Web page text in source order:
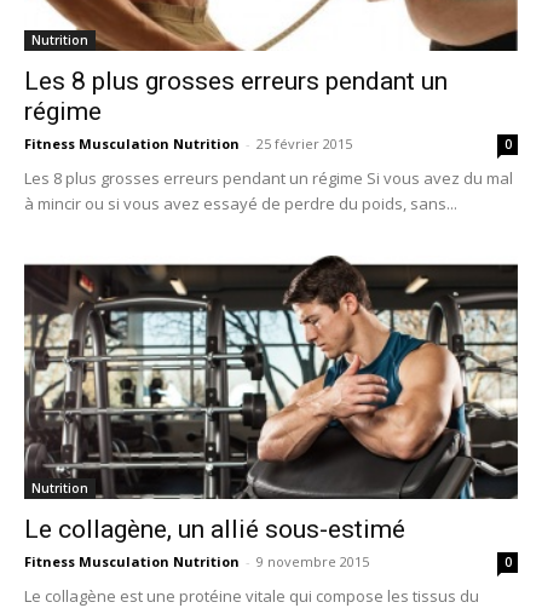
Nutrition
Les 8 plus grosses erreurs pendant un
régime
Fitness Musculation Nutrition - 25 février 2015 0
Les 8 plus grosses erreurs pendant un régime Si vous avez du mal
à mincir ou si vous avez essayé de perdre du poids, sans...
Nutrition
Le collagène, un allié sous-estimé
Fitness Musculation Nutrition - 9 novembre 2015 0
Le collagène est une protéine vitale qui compose les tissus du